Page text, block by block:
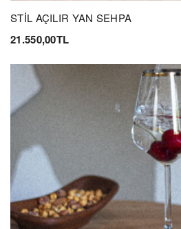
STİL AÇILIR YAN SEHPA
21.550,00TL